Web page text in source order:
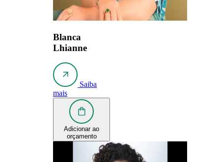
Blanca
Lhianne
Saiba
mais
Adicionar ao
orçamento